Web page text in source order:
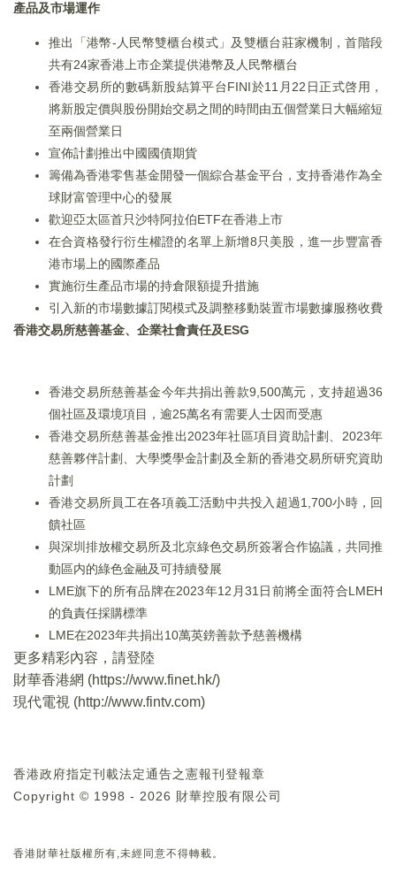
產品及市場運作
推出「港幣-人民幣雙櫃台模式」及雙櫃台莊家機制，首階段
共有24家香港上市企業提供港幣及人民幣櫃台
香港交易所的數碼新股結算平台FINI於11月22日正式啓用，
將新股定價與股份開始交易之間的時間由五個營業日大幅縮短
至兩個營業日
宣佈計劃推出中國國債期貨
籌備為香港零售基金開發一個綜合基金平台，支持香港作為全
球財富管理中心的發展
歡迎亞太區首只沙特阿拉伯ETF在香港上市
在合資格發行衍生權證的名單上新增8只美股，進一步豐富香
港市場上的國際產品
實施衍生產品市場的持倉限額提升措施
引入新的市場數據訂閱模式及調整移動裝置市場數據服務收費
香港交易所慈善基金、企業社會責任及ESG
香港交易所慈善基金今年共捐出善款9,500萬元，支持超過36
個社區及環境項目，逾25萬名有需要人士因而受惠
香港交易所慈善基金推出2023年社區項目資助計劃、2023年
慈善夥伴計劃、大學獎學金計劃及全新的香港交易所研究資助
計劃
香港交易所員工在各項義工活動中共投入超過1,700小時，回
饋社區
與深圳排放權交易所及北京綠色交易所簽署合作協議，共同推
動區内的綠色金融及可持續發展
LME旗下的所有品牌在2023年12月31日前將全面符合LMEH
的負責任採購標準
LME在2023年共捐出10萬英鎊善款予慈善機構
更多精彩內容，請登陸
財華香港網 (https://www.finet.hk/)
現代電視 (http://www.fintv.com)
香港政府指定刊載法定通告之憲報刊登報章
Copyright © 1998 - 2026 財華控股有限公司
香港財華社版權所有,未經同意不得轉載。